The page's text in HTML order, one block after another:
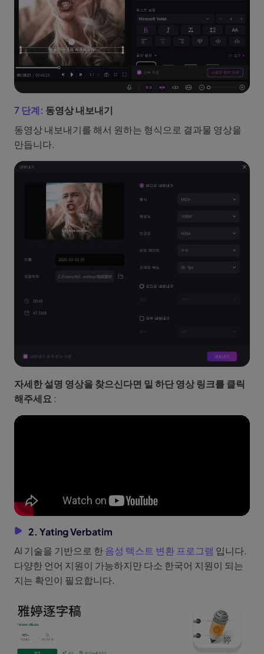
7 단계: 동영상 내보내기
동영상 내보내기를 해서 원하는 형식으로 결과물 영상을
만듭니다.
자세한 설명 영상을 찾으신다면 밑 하단 영상 링크를 클릭
해주세요 :
2. Yating Verbatim
AI 기술을 기반으로 한음성 텍스트 변환 프로그램 입니다.
다양한 언어 지원이 가능하지만 다소 한국어 지원이 되는
지는 확인이 필요합니다.